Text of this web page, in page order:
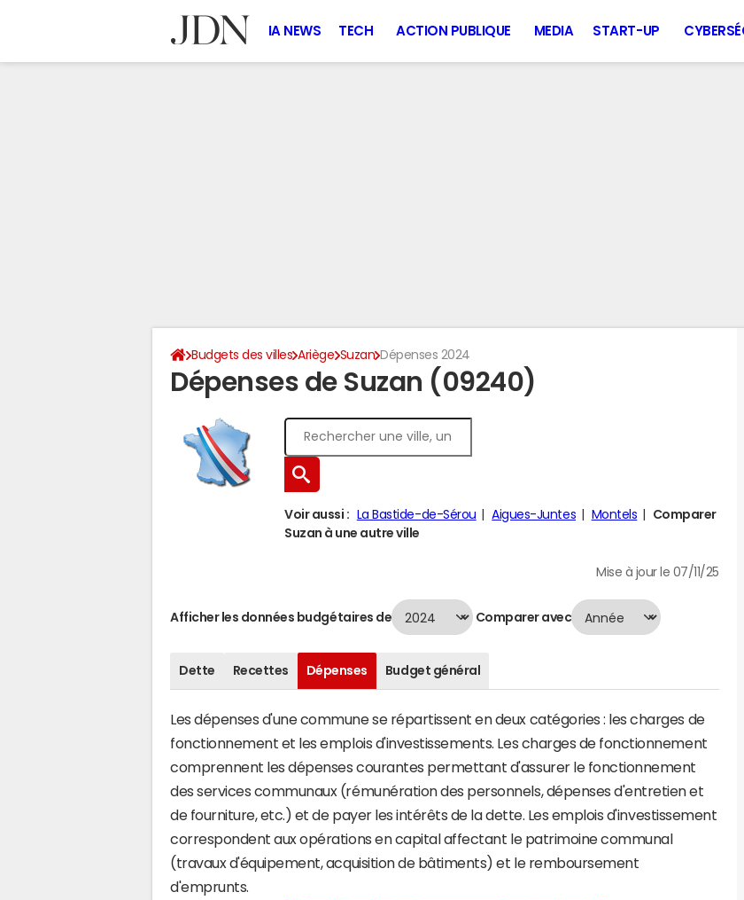
IA NEWS TECH ACTION PUBLIQUE MEDIA START-UP
Budgets des villes Ariège Suzan Dépenses 2024
Dépenses de Suzan (09240)
Voir aussi : La Bastide-de-Sérou Aigues-Juntes Montels
Comparer
Suzan à une autre ville
Mise à jour le 07/11/25
Afficher les données budgétaires de Comparer avec
Dette Recettes Dépenses Budget général
Les dépenses d'une commune se répartissent en deux catégories : les charges de
fonctionnement et les emplois d'investissements. Les charges de fonctionnement
comprennent les dépenses courantes permettant d'assurer le fonctionnement
des services communaux (rémunération des personnels, dépenses d'entretien et
de fourniture, etc.) et de payer les intérêts de la dette. Les emplois d'investissement
correspondent aux opérations en capital affectant le patrimoine communal
(travaux d'équipement, acquisition de bâtiments) et le remboursement
d'emprunts.